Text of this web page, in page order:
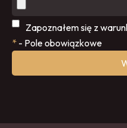
Zapoznałem się z
* - Pole obowiązkowe